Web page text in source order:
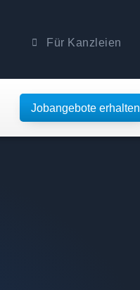
Für Kanzleien
Jobangebote erhalten